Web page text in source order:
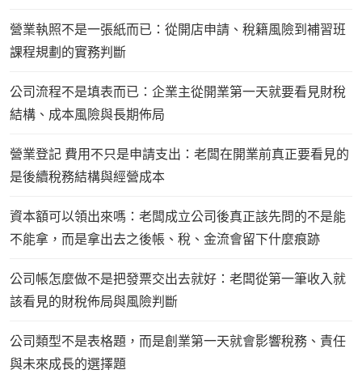
營業執照不是一張紙而已：從開店申請、稅籍風險到補習班
課程規劃的實務判斷
公司流程不是填表而已：企業主從開業第一天就要看見財稅
結構、成本風險與長期佈局
營業登記 費用不只是申請支出：老闆在開業前真正要看見的
是後續稅務結構與經營成本
資本額可以領出來嗎：老闆成立公司後真正該先問的不是能
不能拿，而是拿出去之後帳、稅、金流會留下什麼痕跡
公司帳怎麼做不是把發票交出去就好：老闆從第一筆收入就
該看見的財稅佈局與風險判斷
公司類型不是表格題，而是創業第一天就會影響稅務、責任
與未來成長的選擇題